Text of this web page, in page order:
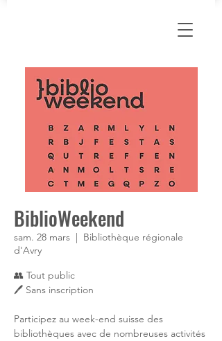
BiblioWeekend
sam. 28 mars
  |
Bibliothèque régionale
d'Avry
👥 Tout public
🖊 Sans inscription
Participez au week-end suisse des
bibliothèques avec de nombreuses activités